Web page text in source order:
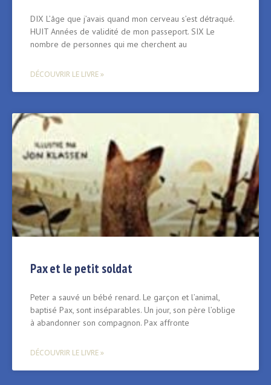
DIX L’âge que j’avais quand mon cerveau s’est détraqué.
HUIT Années de validité de mon passeport. SIX Le
nombre de personnes qui me cherchent au
DÉCOUVRIR LE LIVRE »
Pax et le petit soldat
Peter a sauvé un bébé renard. Le garçon et l’animal,
baptisé Pax, sont inséparables. Un jour, son père l’oblige
à abandonner son compagnon. Pax affronte
DÉCOUVRIR LE LIVRE »